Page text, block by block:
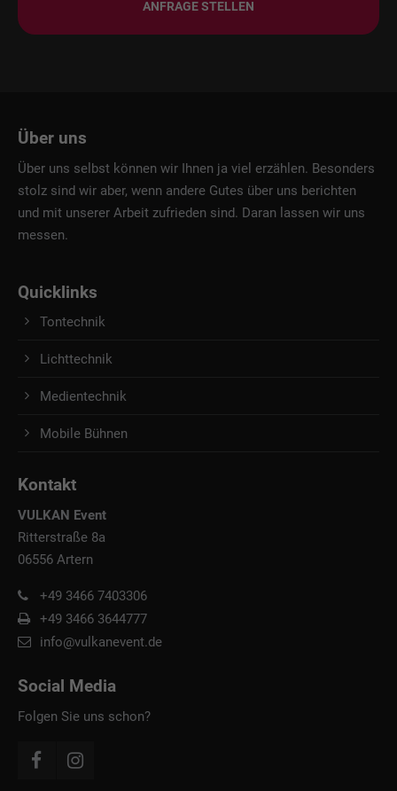
ANFRAGE STELLEN
Über uns
Über uns selbst können wir Ihnen ja viel erzählen. Besonders
stolz sind wir aber, wenn andere Gutes über uns berichten
und mit unserer Arbeit zufrieden sind. Daran lassen wir uns
messen.
Quicklinks
Tontechnik
Lichttechnik
Medientechnik
Mobile Bühnen
Kontakt
VULKAN Event
Ritterstraße 8a
06556 Artern
+49 3466 7403306
+49 3466 3644777
info@vulkanevent.de
Social Media
Folgen Sie uns schon?